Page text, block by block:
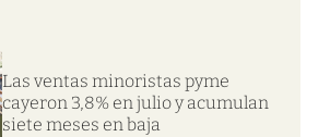
Las ventas minoristas pyme
cayeron 3,8% en julio y acumulan
siete meses en baja